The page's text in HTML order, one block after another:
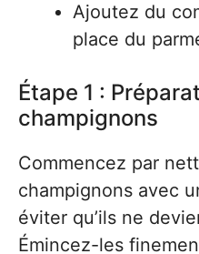
Ajoutez du
place du
Étape 1 :
champignons
Commencez par
champignons avec
éviter qu’ils ne
Émincez-les